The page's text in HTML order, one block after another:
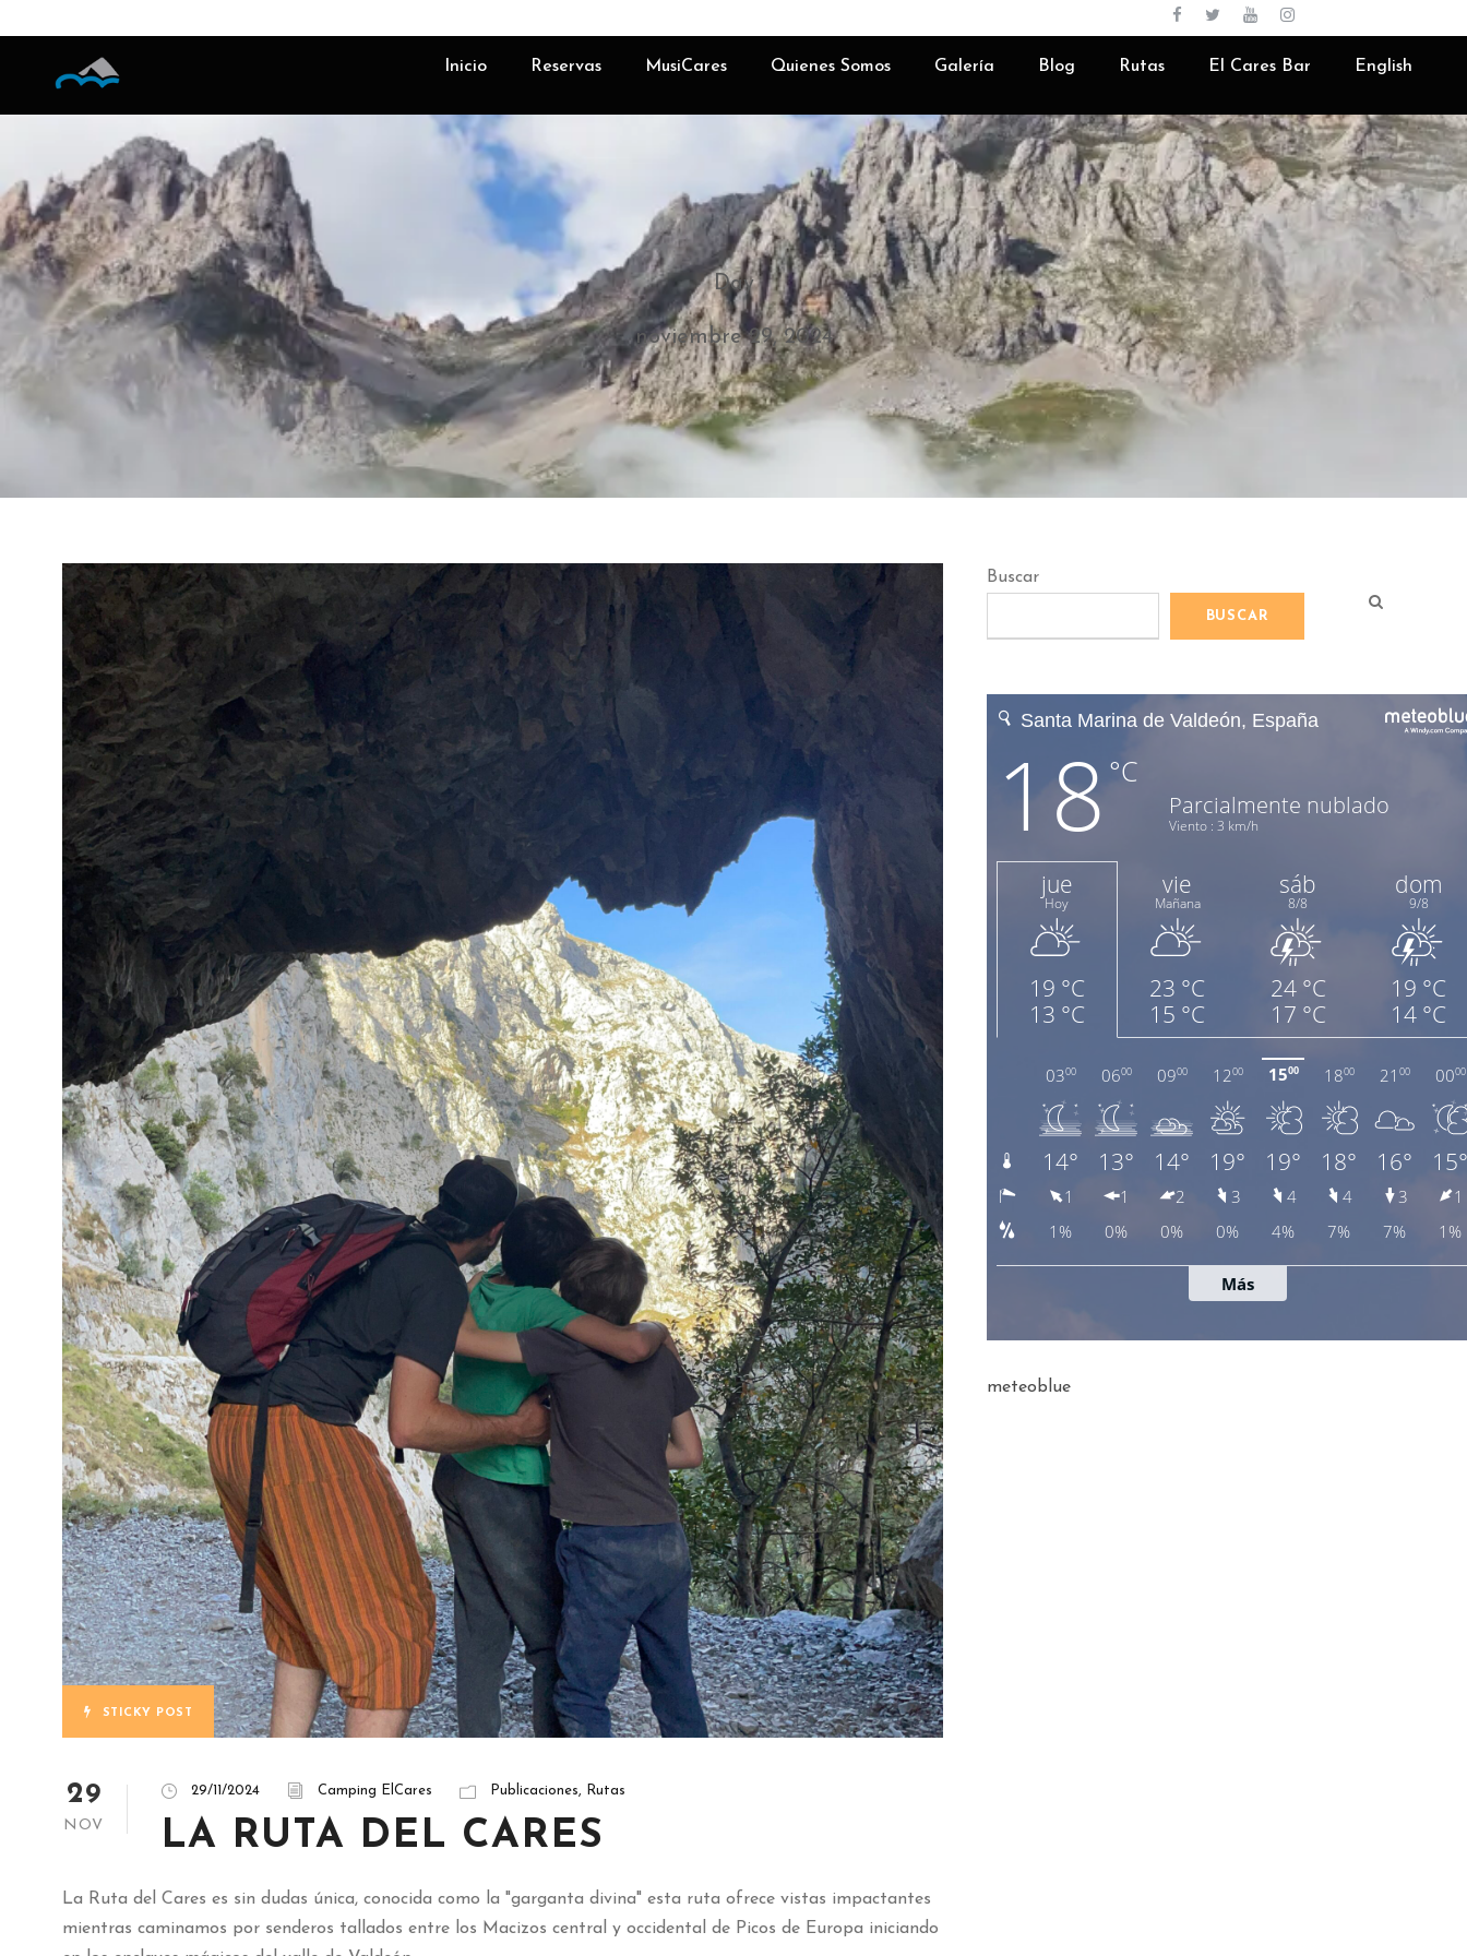
Inicio Reservas MusiCares Quienes Somos Galería Blog Rutas El Cares Bar English
Day
noviembre 29, 2024
STICKY POST
29
NOV
29/11/2024 Camping ElCares Publicaciones Rutas
LA RUTA DEL CARES
La Ruta del Cares es sin dudas única, conocida como la "garganta divina" esta ruta ofrece vistas impactantes
mientras caminamos por senderos tallados entre los Macizos central y occidental de Picos de Europa iniciando
Buscar
BUSCAR
meteoblue